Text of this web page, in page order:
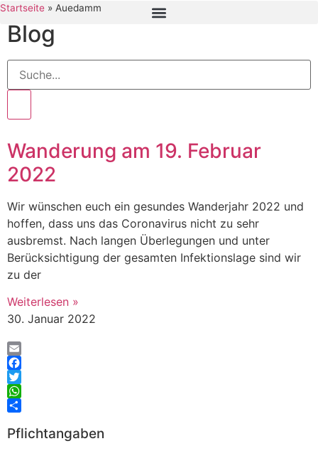
Startseite » Auedamm
Blog
Wanderung am 19. Februar
2022
Wir wünschen euch ein gesundes Wanderjahr 2022 und
hoffen, dass uns das Coronavirus nicht zu sehr
ausbremst. Nach langen Überlegungen und unter
Berücksichtigung der gesamten Infektionslage sind wir
zu der
Weiterlesen »
30. Januar 2022
Email
Facebook
Twitter
WhatsApp
Pflichtangaben